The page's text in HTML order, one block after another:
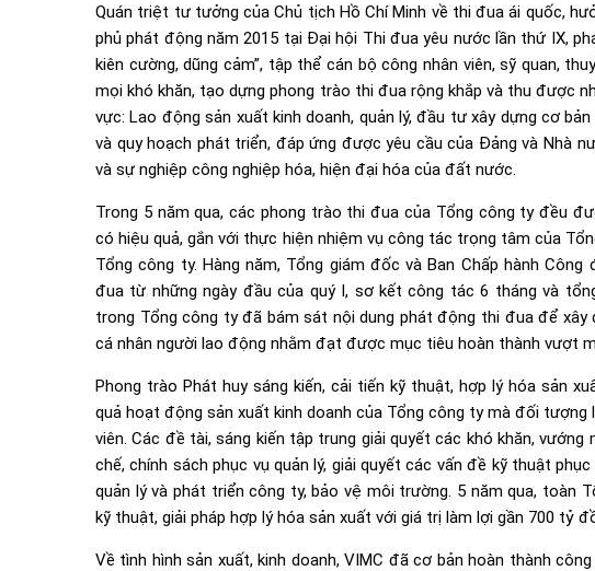
Quán triệt tư tưởng của Chủ tịch Hồ Chí Minh về thi đua ái quốc,
phủ phát động năm 2015 tại Đại hội Thi đua yêu nước lần thứ IX,
kiên cường, dũng cảm”, tập thể cán bộ công nhân viên, sỹ quan,
mọi khó khăn, tạo dựng phong trào thi đua rộng khắp và thu được
vực: Lao động sản xuất kinh doanh, quản lý, đầu tư xây dựng cơ
và quy hoạch phát triển, đáp ứng được yêu cầu của Đảng và Nhà
và sự nghiệp công nghiệp hóa, hiện đại hóa của đất nước.
Trong 5 năm qua, các phong trào thi đua của Tổng công ty đều
có hiệu quả, gắn với thực hiện nhiệm vụ công tác trọng tâm của
Tổng công ty. Hàng năm, Tổng giám đốc và Ban Chấp hành
đua từ những ngày đầu của quý I, sơ kết công tác 6 tháng và
trong Tổng công ty đã bám sát nội dung phát động thi đua để
cá nhân người lao động nhằm đạt được mục tiêu hoàn thành vượt
Phong trào Phát huy sáng kiến, cải tiến kỹ thuật, hợp lý hóa sản
quả hoạt động sản xuất kinh doanh của Tổng công ty mà đối tượng
viên. Các đề tài, sáng kiến tập trung giải quyết các khó khăn,
chế, chính sách phục vụ quản lý, giải quyết các vấn đề kỹ thuật
quản lý và phát triển công ty, bảo vệ môi trường. 5 năm qua, toàn
kỹ thuật, giải pháp hợp lý hóa sản xuất với giá trị làm lợi gần 700 tỷ
Về tình hình sản xuất, kinh doanh, VIMC đã cơ bản hoàn thành